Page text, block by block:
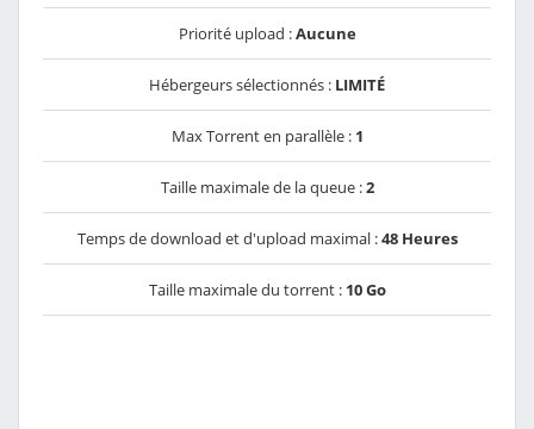
Priorité upload :Aucune
Hébergeurs sélectionnés : LIMITÉ
Max Torrent en parallèle : 1
Taille maximale de la queue :2
Temps de download et d'upload maximal :48 Heures
Taille maximale du torrent : 10 Go